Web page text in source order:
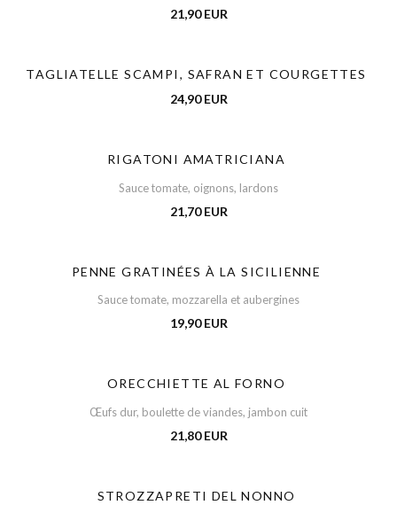
21,90 EUR
TAGLIATELLE SCAMPI, SAFRAN ET COURGETTES
24,90 EUR
RIGATONI AMATRICIANA
Sauce tomate, oignons, lardons
21,70 EUR
PENNE GRATINÉES À LA SICILIENNE
Sauce tomate, mozzarella et aubergines
19,90 EUR
ORECCHIETTE AL FORNO
Œufs dur, boulette de viandes, jambon cuit
21,80 EUR
STROZZAPRETI DEL NONNO